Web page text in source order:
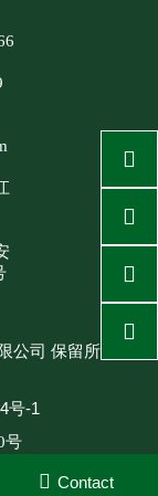
公司 保留所有权
号-1
号
 Contact



